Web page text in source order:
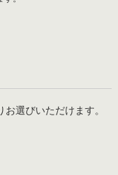
選びいただけます。